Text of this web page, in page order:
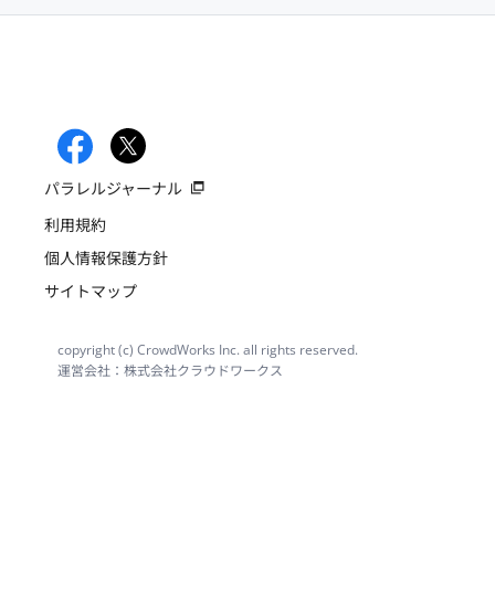
パラレルジャーナル
利用規約
個人情報保護方針
サイトマップ
copyright (c) CrowdWorks Inc. all rights reserved.
運営会社：株式会社クラウドワークス